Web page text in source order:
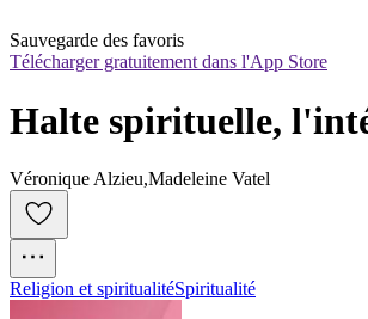
Sauvegarde des favoris
Télécharger gratuitement dans l'App Store
Halte spirituelle,
Véronique Alzieu,Madeleine Vatel
Religion et spiritualitéSpiritualité